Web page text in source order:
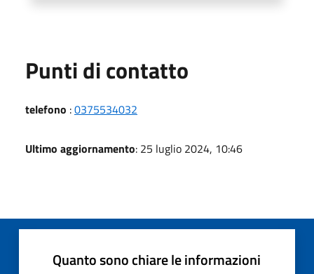
Punti di contatto
telefono :0375534032
Ultimo aggiornamento: 25 luglio 2024, 10:46
Quanto sono chiare le informazioni